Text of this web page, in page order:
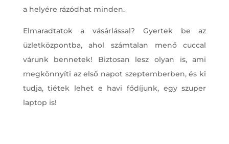
a helyére rázódhat minden.
Elmaradtatok a vásárlással? Gyertek be az
üzletközpontba, ahol számtalan menő cuccal
várunk bennetek! Biztosan lesz olyan is, ami
megkönnyíti az első napot szeptemberben, és ki
tudja, tiétek lehet e havi fődíjunk, egy szuper
laptop is!